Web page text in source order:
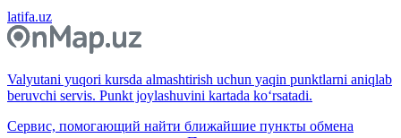
latifa.uz
Valyutani yuqori kursda almashtirish uchun yaqin punktlarni aniqlab
beruvchi servis. Punkt joylashuvini kartada ko‘rsatadi.
Сервис, помогающий найти ближайшие пункты обмена